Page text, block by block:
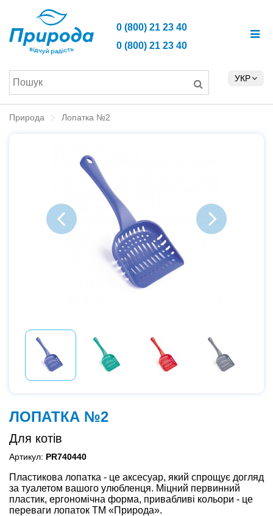
УКР
0 (800) 21 23 40
0 (800) 21 23 40
Природа Лопатка №2
ЛОПАТКА №2
Для котів
Артикул: PR740440
Пластикова лопатка - це аксесуар, який спрощує догляд
за туалетом вашого улюбленця. Міцний первинний
пластик, ергономічна форма, привабливі кольори - це
переваги лопаток ТМ «Природа».